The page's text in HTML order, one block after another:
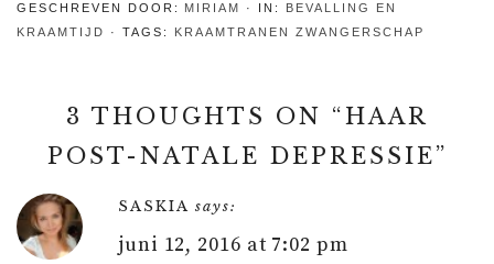
GESCHREVEN DOOR: MIRIAM IN:
BEVALLING EN
KRAAMTIJD
TAGS: KRAAMTRANEN ZWANGERSCHAP
3 THOUGHTS ON “HAAR
POST-NATALE DEPRESSIE”
SASKIA says:
juni 12, 2016 at 7:02 pm